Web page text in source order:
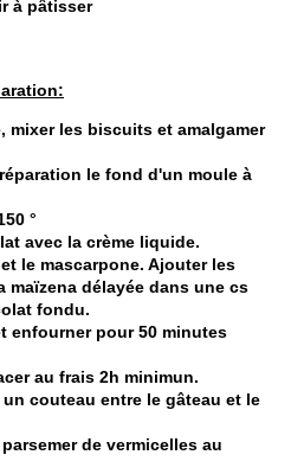
à pâtisser
mixer les biscuits et amalgamer
le fond d'un moule à
°
avec la crème liquide.
le mascarpone. Ajouter les
maïzena délayée dans une cs
fondu.
enfourner pour 50 minutes
au frais 2h minimun.
couteau entre le gâteau et le
de vermicelles au